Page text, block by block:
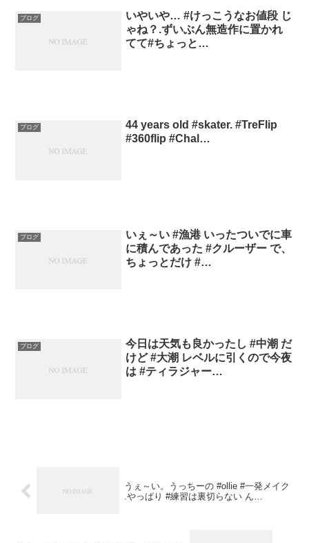
ブログ
いやいや… #けっこうなお値段 じ
ゃね？.ずいぶん無造作に置かれ
てて#ちょっと…
ブログ
44 years old #skater. #TreFlip
#360flip #Chal…
ブログ
いぇ～い #漁港 いったついでに車
に積んであった #クルーザー で、
ちょっとだけ #…
ブログ
今日は天気も良かったし #中潮 だ
けど #大潮 レベルに引くので今夜
は #ティラジャー…
うぇ～い。うっちーの #ollie #一発メイク
.やっぱり #練習は裏切らない ん…